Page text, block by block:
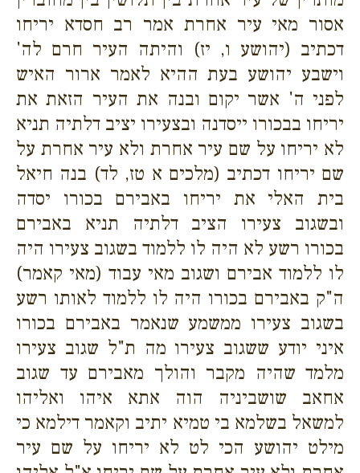
אסור מאי עיר אחרת אמר רב חסדא יריחו
דכתיב (יהושע ו, יז) והיתה העיר חרם לה'
וישבע יהושע בעת ההיא לאמר ארור האיש
לפני ה' אשר יקום ובנה את העיר הזאת את
יריחו בבכורו ייסדנה ובצעירו יציב דלתיה תניא
לא יריחו על שם עיר אחרת ולא עיר אחרת על
שם יריחו דכתיב (מלכים א טז, לד) בנה חיאל
בית האלי את יריחו באבירם בכורו יסדה
ובשגוב צעירו הציב דלתיה תניא באבירם
בכורו רשע לא היה לו ללמוד בשגוב צעירו היה
לו ללמוד אבירם ושגוב מאי עבוד (מאי קאמר)
ה"ק באבירם בכורו היה לו ללמוד לאותו רשע
בשגוב צעירו ממשמע שנאמר באבירם בכורו
איני יודע ששגוב צעירו מה ת"ל שגוב צעירו
מלמד שהיה מקבר והולך מאבירם עד שגוב
אחאב שושביניה הוה אתא איהו ואליהו
למשאל בשלמא בי טמיא יתיב וקאמר דילמא כי
מילט יהושע הכי לט לא יריחו על שם עיר